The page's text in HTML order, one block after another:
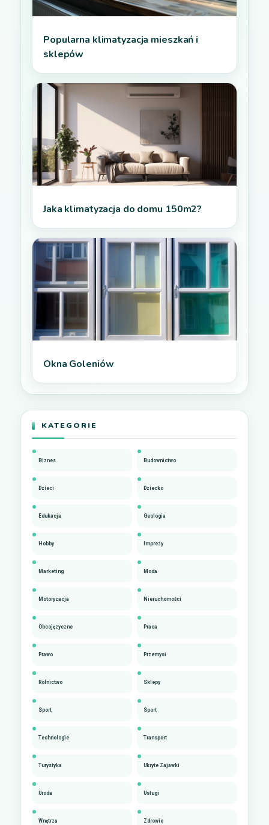
Popularna klimatyzacja mieszkań i
sklepów
Jaka klimatyzacja do domu 150m2?
Okna Goleniów
KATEGORIE
Biznes Budownictwo
Dzieci Dziecko
Edukacja Geologia
Hobby Imprezy
Marketing Moda
Motoryzacja Nieruchomości
Obcojęzyczne Praca
Prawo Przemysł
Rolnictwo Sklepy
Sport Sport
Technologie Transport
Turystyka Ukryte Zajawki
Uroda Usługi
Wnętrza Zdrowie